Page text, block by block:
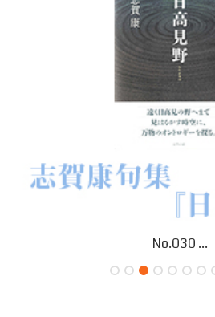
小原眞紀子 B...